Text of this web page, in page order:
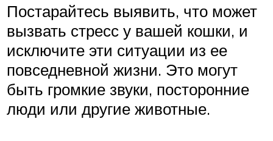
Постарайтесь выявить, что может
вызвать стресс у вашей кошки, и
исключите эти ситуации из ее
повседневной жизни. Это могут
быть громкие звуки, посторонние
люди или другие животные.